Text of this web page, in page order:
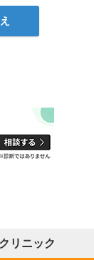
リニック